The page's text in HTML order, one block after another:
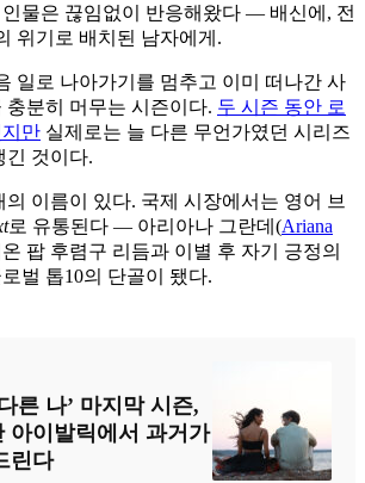
물은 끊임없이 반응해왔다 — 배신에, 전
위기로 배치된 남자에게.
일로 나아가기를 멈추고 이미 떠나간 사
충분히 머무는 시즌이다. 두 시즌 동안 로
만 실제로는 늘 다른 무언가였던 시리즈
긴 것이다.
이름이 있다. 국제 시장에서는 영어 브
로 유통된다 — 아리아나 그란데(Ariana
팝 후렴구 리듬과 이별 후 자기 긍정의
벌 톱10의 단골이 됐다.
른 나’ 마지막 시즌,
아이발릭에서 과거가
린다